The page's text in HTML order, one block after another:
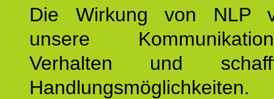
Die Wirkung von NLP
unsere
Verhalten und